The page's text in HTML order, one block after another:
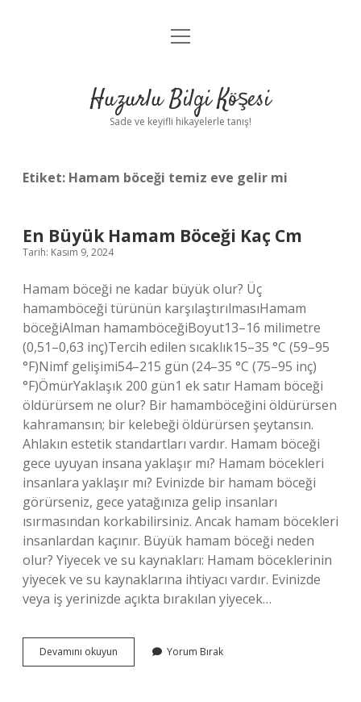
Anasayfa
Yasal Uyarı
menüyü
Huzurlu Bilgi Köşesi
Sade ve keyifli hikayelerle tanış!
Etiket: Hamam böceği temiz eve gelir mi
En Büyük Hamam Böceği Kaç Cm
Tarih: Kasım 9, 2024
Hamam böceği ne kadar büyük olur? Üç
hamamböceği türünün karşılaştırılmasıHamam
böceğiAlman hamamböceğiBoyut13–16 milimetre
(0,51–0,63 inç)Tercih edilen sıcaklık15–35 °C (59–95
°F)Nimf gelişimi54–215 gün (24–35 °C (75–95 inç)
°F)ÖmürYaklaşık 200 gün1 ek satır Hamam böceği
öldürürsem ne olur? Bir hamamböceğini öldürürsen
kahramansın; bir kelebeği öldürürsen şeytansın.
Ahlakın estetik standartları vardır. Hamam böceği
gece uyuyan insana yaklaşır mı? Hamam böcekleri
insanlara yaklaşır mı? Evinizde bir hamam böceği
görürseniz, gece yatağınıza gelip insanları
ısırmasından korkabilirsiniz. Ancak hamam böcekleri
insanlardan kaçınır. Büyük hamam böceği neden
olur? Yiyecek ve su kaynakları: Hamam böceklerinin
yiyecek ve su kaynaklarına ihtiyacı vardır. Evinizde
veya iş yerinizde açıkta bırakılan yiyecek…
Devamını okuyun
Büyük
Yorum Bırak